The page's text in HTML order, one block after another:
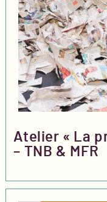
Atelier « La
– TNB & MFR